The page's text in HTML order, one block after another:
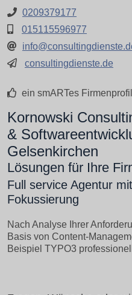
0209379177
015115596977
consultingdienste.de
ein smARTes Firmenprofil
Kornowski
&
Gelsenkirchen
Lösungen für Ihre
Full service Agentur
Fokussierung
Nach Analyse Ihrer
Basis von Content-
Beispiel TYPO3